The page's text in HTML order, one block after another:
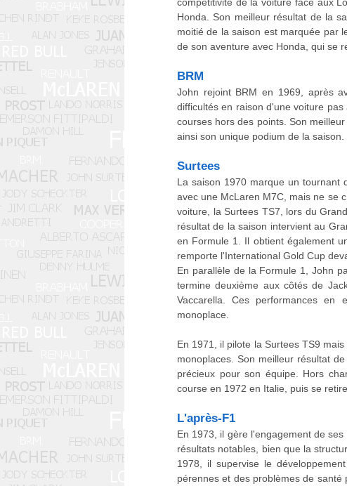
Honda. Son meilleur résultat de la
moitié de la saison est marquée par
de son aventure avec Honda, qui se
BRM
John rejoint BRM en 1969, après
difficultés en raison d'une voiture
courses hors des points. Son
ainsi son unique podium de la saison.
Surtees
La saison 1970 marque un tournant
avec une McLaren M7C, mais ne se
voiture, la Surtees TS7, lors du
résultat de la saison intervient au
en Formule 1. Il obtient également
remporte l'International Gold Cup
En parallèle de la Formule 1, John
termine deuxième aux côtés de
Vaccarella. Ces performances en
monoplace.
En 1971, il pilote la Surtees TS9
monoplaces. Son meilleur résultat
précieux pour son équipe. Hors
course en 1972 en Italie, puis se
L'après-F1
En 1973, il gère l'engagement de
résultats notables, bien que la
1978, il supervise le
pérennes et des problèmes de